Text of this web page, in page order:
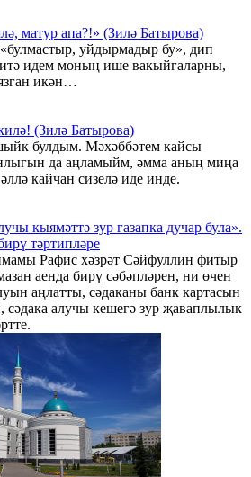
матур апа?!» (Зилә Батырова)
уйдырмадыр бу», дип
итә идем моның ише вакыйгаларны,
икән…
(Зилә Батырова)
булдым. Мәхәббәтем кайсы
да аңламыйм, әмма аның миңа
кайчан сизелә иде инде.
кыямәттә зур газапка дучар була».
тәртипләре
Рафис хәзрәт Сәйфуллин фитыр
аенда бирү сәбәпләрен, ни өчен
аңлатты, сәдаканы банк картасын
сәдака алучы кешегә зур җаваплылык